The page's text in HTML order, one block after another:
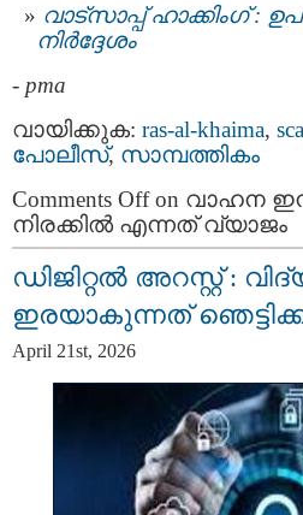
വാട്സാപ്പ് ഹാക്കിംഗ് :
നിര്‍ദ്ദേശം
- pma
വായിക്കുക: ras-al-khaima,
പോലീസ്‌, സാമ്പത്തികം
Comments Offon വാഹന
നിരക്കില്‍ എന്നത് വ്യാജം
ഡിജിറ്റൽ അറസ്റ്റ് :
ഇരയാകുന്നത്‌
April 21st, 2026